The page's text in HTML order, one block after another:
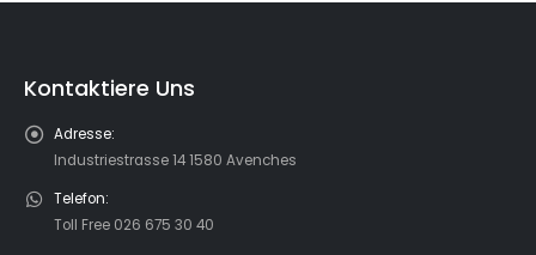
Kontaktiere Uns
Adresse:
Industriestrasse 14 1580 Avenches
Telefon:
Toll Free 026 675 30 40